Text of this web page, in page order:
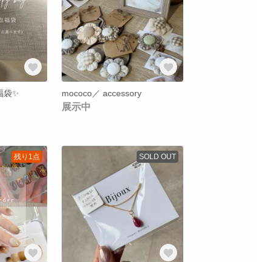
袋✨ mococo／ accessory
展示中
残り1点 SOLD OUT